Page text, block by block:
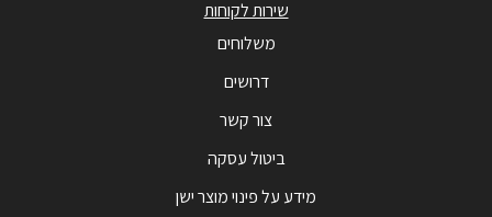
שירות לקוחות
משלוחים
דרושים
צור קשר
ביטול עסקה
מידע על פינוי מוצר ישן